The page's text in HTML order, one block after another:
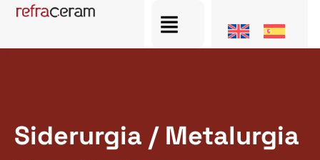
Siderurgia / Metalurgia